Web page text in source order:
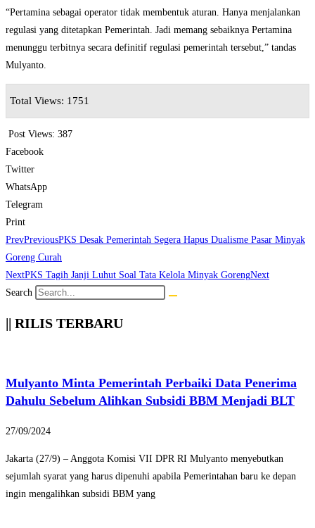
“Pertamina sebagai operator tidak membentuk aturan. Hanya menjalankan
regulasi yang ditetapkan Pemerintah. Jadi memang sebaiknya Pertamina
menunggu terbitnya secara definitif regulasi pemerintah tersebut,” tandas
Mulyanto.
Total Views: 1751
Post Views: 387
Facebook
Twitter
WhatsApp
Telegram
Print
PrevPreviousPKS Desak Pemerintah Segera Hapus Dualisme Pasar Minyak
Goreng Curah
NextPKS Tagih Janji Luhut Soal Tata Kelola Minyak GorengNext
Search
|| RILIS TERBARU
Mulyanto Minta Pemerintah Perbaiki Data Penerima
Dahulu Sebelum Alihkan Subsidi BBM Menjadi BLT
27/09/2024
Jakarta (27/9) – Anggota Komisi VII DPR RI Mulyanto menyebutkan
sejumlah syarat yang harus dipenuhi apabila Pemerintahan baru ke depan
ingin mengalihkan subsidi BBM yang